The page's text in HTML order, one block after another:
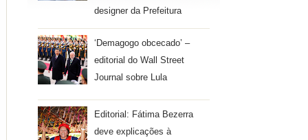
designer da Prefeitura
‘Demagogo obcecado’ –
editorial do Wall Street
Journal sobre Lula
Editorial: Fátima Bezerra
deve explicações à